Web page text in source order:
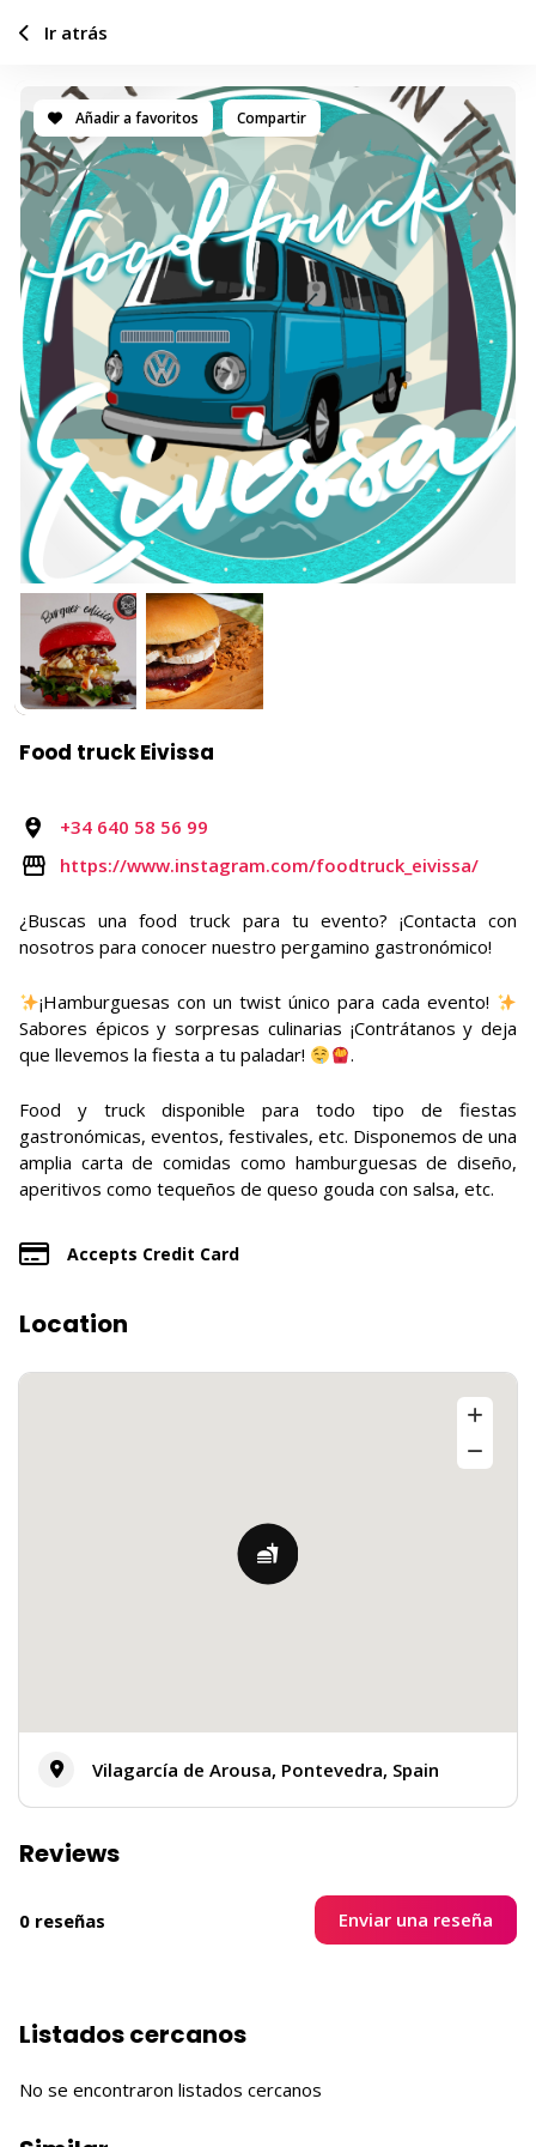
Añadir a favoritos Compartir
Food truck Eivissa
+34 640 58 56 99
https://www.instagram.com/foodtruck_eivissa/
¿Buscas una food truck para tu evento? ¡Contacta con
nosotros para conocer nuestro pergamino gastronómico!
¡Hamburguesas con un twist único para cada evento!
Sabores épicos y sorpresas culinarias ¡Contrátanos y deja
que llevemos la fiesta a tu paladar!
.
Food y truck disponible para todo tipo de fiestas
gastronómicas, eventos, festivales, etc. Disponemos de una
amplia carta de comidas como hamburguesas de diseño,
aperitivos como tequeños de queso gouda con salsa, etc.
Accepts Credit Card
Location
Vilagarcía de Arousa, Pontevedra, Spain
Reviews
0 reseñas Enviar una reseña
Ir atrás
Listados cercanos
No se encontraron listados cercanos